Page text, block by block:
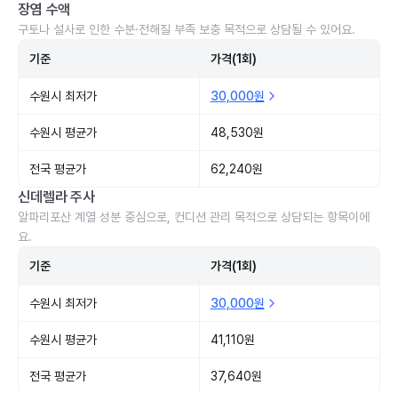
장염 수액
구토나 설사로 인한 수분·전해질 부족 보충 목적으로 상담될 수 있어요.
기준 가격(1회)
수원시 최저가 30,000원
수원시 평균가 48,530원
전국 평균가 62,240원
신데렐라 주사
알파리포산 계열 성분 중심으로, 컨디션 관리 목적으로 상담되는 항목이에
요.
기준 가격(1회)
수원시 최저가 30,000원
수원시 평균가 41,110원
전국 평균가 37,640원